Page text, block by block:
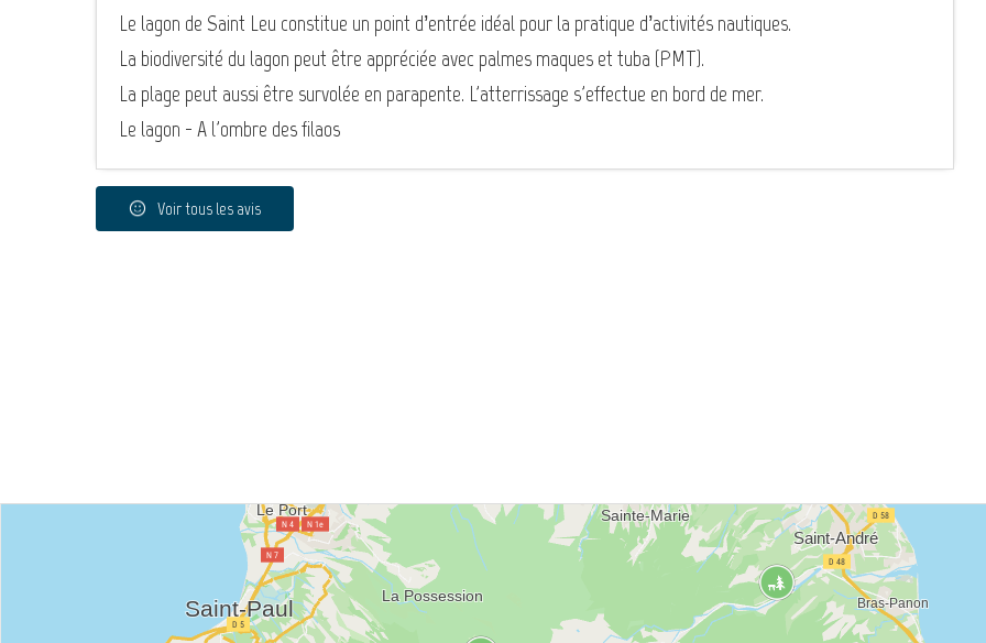
Le lagon de Saint Leu constitue un point d’entrée idéal pour la pratique d’activités nautiques.
La biodiversité du lagon peut être appréciée avec palmes maques et tuba (PMT).
La plage peut aussi être survolée en parapente. L'atterrissage s'effectue en bord de mer.
Le lagon - A l'ombre des filaos
Voir tous les avis